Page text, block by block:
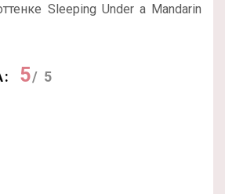
Sleeping Under a Mandarin
5/ 5